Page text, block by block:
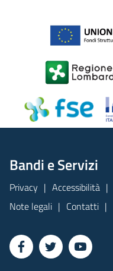
Bandi e Servizi
Privacy Accessibilità
Note legali
Contatti